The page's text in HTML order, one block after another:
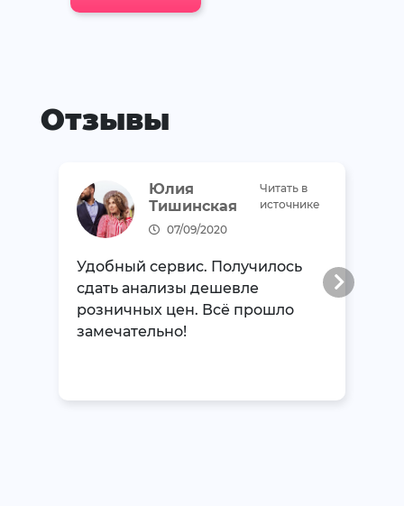
Отзывы
Юлия
Тишинская
07/09/2020
Читать в
источнике
Удобный сервис. Получилось
сдать анализы дешевле
розничных цен. Всё прошло
замечательно!